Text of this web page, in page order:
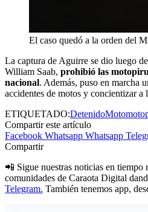
El caso quedó a la orden del
La captura de Aguirre se dio luego
William Saab, prohibió las
nacional. Además, puso en marcha
accidentes de motos y concientizar a
ETIQUETADO:DetenidoMoto
Compartir este artículo
Facebook Whatsapp Whatsapp
Compartir
📲 Sigue nuestras noticias en tiempo
comunidades de Caraota Digital
Telegram. También tenemos app,